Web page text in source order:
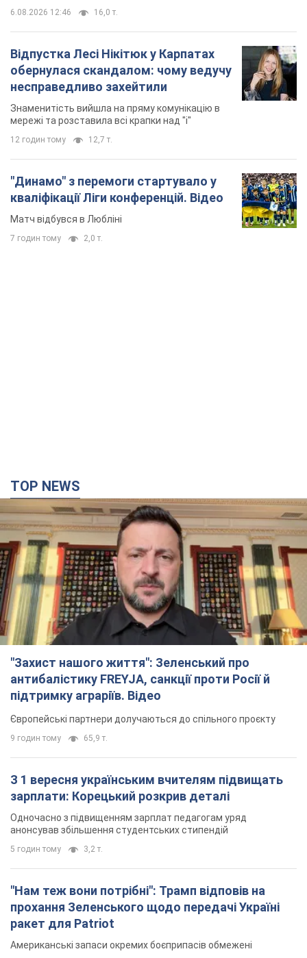
6.08.2026 12:46 16,0 т.
Відпустка Лесі Нікітюк у Карпатах
обернулася скандалом: чому ведучу
несправедливо захейтили
Знаменитість вийшла на пряму комунікацію в
мережі та розставила всі крапки над "і"
12 годин тому 12,7 т.
"Динамо" з перемоги стартувало у
кваліфікації Ліги конференцій. Відео
Матч відбувся в Любліні
7 годин тому 2,0 т.
TOP NEWS
"Захист нашого життя": Зеленський про
антибалістику FREYJA, санкції проти Росії й
підтримку аграріїв. Відео
Європейські партнери долучаються до спільного проєкту
9 годин тому 65,9 т.
З 1 вересня українським вчителям підвищать
зарплати: Корецький розкрив деталі
Одночасно з підвищенням зарплат педагогам уряд
анонсував збільшення студентських стипендій
5 годин тому 3,2 т.
"Нам теж вони потрібні": Трамп відповів на
прохання Зеленського щодо передачі Україні
ракет для Patriot
Американські запаси окремих боєприпасів обмежені